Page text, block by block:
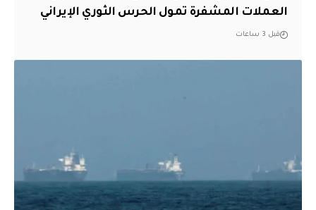
العملات المشفرة تمول الحرس الثوري الإيراني
قبل 3 ساعات